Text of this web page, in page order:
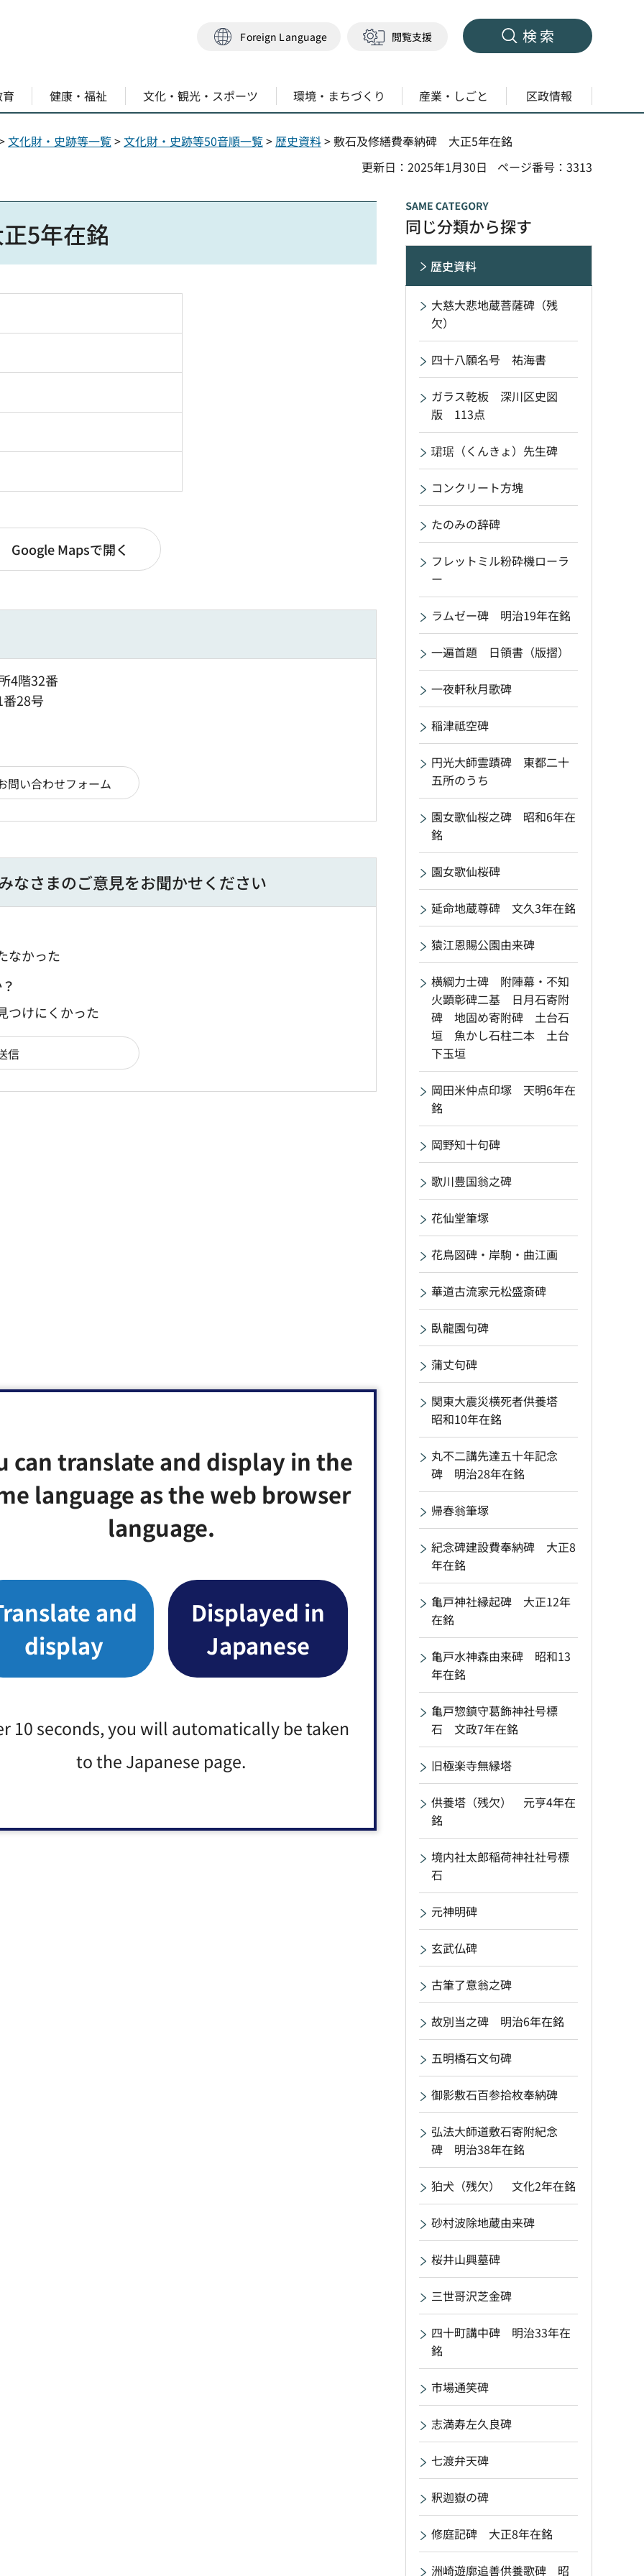
can translate and display in the
language as the web browser
language.
and
display
Displayed in
Japanese
10 seconds, you will automatically be taken
to the Japanese page.
Foreign Language 閲覧支援 検索
健康・福祉 文化・観光・スポーツ 環境・まちづくり 産業・しごと 区政情報
文化財・史跡等一覧>文化財・史跡等50音順一覧> 歴史資料> 敷石及修繕費奉納碑 大正5年在銘
更新日：2025年1月30日
ページ番号：3313
5年在銘
Google Mapsで開く
4階32番
28号
なさまのご意見をお聞かせください
なかった
つけにくかった
同じ分類から探す
歴史資料
大慈大悲地蔵菩薩碑（残
欠）
四十八願名号 祐海書
ガラス乾板 深川区史図
版 113点
珺琚（くんきょ）先生碑
コンクリート方塊
たのみの辞碑
フレットミル粉砕機ローラ
ー
ラムゼー碑 明治19年在銘
一遍首題 日領書（版摺）
一夜軒秋月歌碑
稲津祗空碑
円光大師霊蹟碑 東都二十
五所のうち
園女歌仙桜之碑 昭和6年在
銘
園女歌仙桜碑
延命地蔵尊碑 文久3年在銘
猿江恩賜公園由来碑
横綱力士碑 附陣幕・不知
火顕彰碑二基 日月石寄附
碑 地固め寄附碑 土台石
垣 魚かし石柱二本 土台
下玉垣
岡田米仲点印塚 天明6年在
銘
岡野知十句碑
歌川豊国翁之碑
花仙堂筆塚
花鳥図碑・岸駒・曲江画
華道古流家元松盛斎碑
臥龍園句碑
蒲丈句碑
関東大震災横死者供養塔
昭和10年在銘
丸不二講先達五十年記念
碑 明治28年在銘
帰春翁筆塚
紀念碑建設費奉納碑 大正8
年在銘
亀戸神社縁起碑 大正12年
在銘
亀戸水神森由来碑 昭和13
年在銘
亀戸惣鎮守葛飾神社号標
石 文政7年在銘
旧極楽寺無縁塔
供養塔（残欠） 元亨4年在
銘
境内社太郎稲荷神社社号標
石
元神明碑
玄武仏碑
古筆了意翁之碑
故別当之碑 明治6年在銘
五明橋石文句碑
御影敷石百参拾枚奉納碑
弘法大師道敷石寄附紀念
碑 明治38年在銘
狛犬（残欠） 文化2年在銘
砂村波除地蔵由来碑
桜井山興墓碑
三世哥沢芝金碑
四十町講中碑 明治33年在
銘
市場通笑碑
志満寿左久良碑
七渡弁天碑
釈迦嶽の碑
修庭記碑 大正8年在銘
洲崎遊廓追善供養歌碑 昭